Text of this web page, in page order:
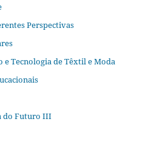
Perspectivas
e Tecnologia de Têxtil e Moda
do Futuro III